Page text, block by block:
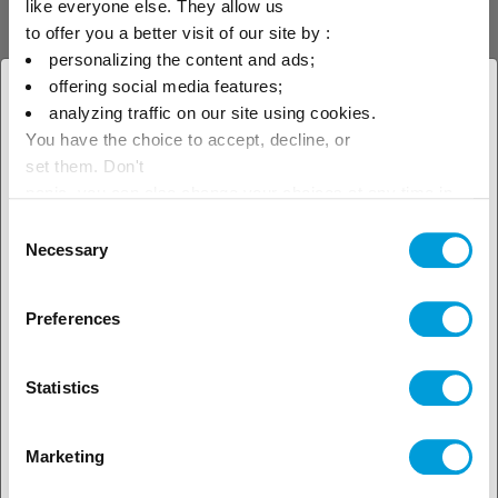
like everyone else. They allow us
to offer you a better visit of our site by :
personalizing the content and ads;
offering social media features;
analyzing traffic on our site using cookies.
You have the choice to accept, decline, or
set them. Don't
Selection
Necessary
Preferences
Statistics
Marketing
× Закрыть
Выберите свое
чтобы узнать о наших
нагнетания порядка 7 бар. Заполнение
системы заняло 1,5 дня.
По завершении заполнения команда
вновь проверила эффективность защиты
от замерзания и многократно
момента ввода в эксплуатацию в августе
чистоте, теплоноситель
на
ожиданиям автомобилестроительной